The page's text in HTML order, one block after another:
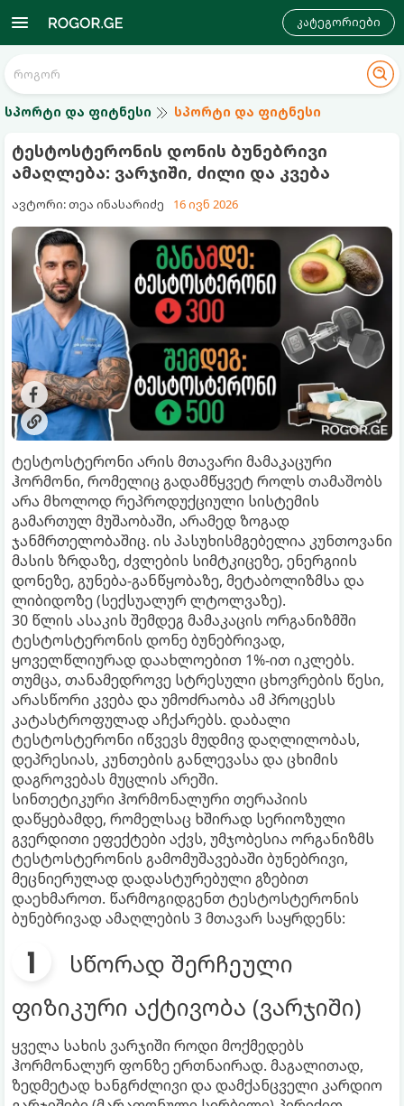
კატეგორიები
სპორტი და ფიტნესი სპორტი და ფიტნესი
ტესტოსტერონის დონის ბუნებრივი
ამაღლება: ვარჯიში, ძილი და კვება
ავტორი: თეა ინასარიძე 16 ივნ 2026
ტესტოსტერონი არის მთავარი მამაკაცური
ჰორმონი, რომელიც გადამწყვეტ როლს თამაშობს
არა მხოლოდ რეპროდუქციული სისტემის
გამართულ მუშაობაში, არამედ ზოგად
ჯანმრთელობაშიც. ის პასუხისმგებელია კუნთოვანი
მასის ზრდაზე, ძვლების სიმტკიცეზე, ენერგიის
დონეზე, გუნება-განწყობაზე, მეტაბოლიზმსა და
ლიბიდოზე (სექსუალურ ლტოლვაზე).
30 წლის ასაკის შემდეგ მამაკაცის ორგანიზმში
ტესტოსტერონის დონე ბუნებრივად,
ყოველწლიურად დაახლოებით 1%-ით იკლებს.
თუმცა, თანამედროვე სტრესული ცხოვრების წესი,
არასწორი კვება და უმოძრაობა ამ პროცესს
კატასტროფულად აჩქარებს. დაბალი
ტესტოსტერონი იწვევს მუდმივ დაღლილობას,
დეპრესიას, კუნთების განლევასა და ცხიმის
დაგროვებას მუცლის არეში.
სინთეტიკური ჰორმონალური თერაპიის
დაწყებამდე, რომელსაც ხშირად სერიოზული
გვერდითი ეფექტები აქვს, უმჯობესია ორგანიზმს
ტესტოსტერონის გამომუშავებაში ბუნებრივი,
მეცნიერულად დადასტურებული გზებით
დაეხმაროთ. წარმოგიდგენთ ტესტოსტერონის
ბუნებრივად ამაღლების 3 მთავარ საყრდენს:
სწორად შერჩეული
ფიზიკური აქტივობა (ვარჯიში)
ყველა სახის ვარჯიში როდი მოქმედებს
ჰორმონალურ ფონზე ერთნაირად. მაგალითად,
ზედმეტად ხანგრძლივი და დამქანცველი კარდიო